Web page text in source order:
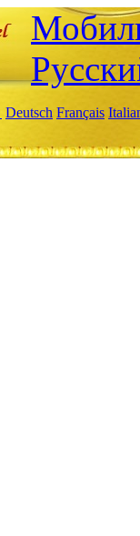
Deutsch Français